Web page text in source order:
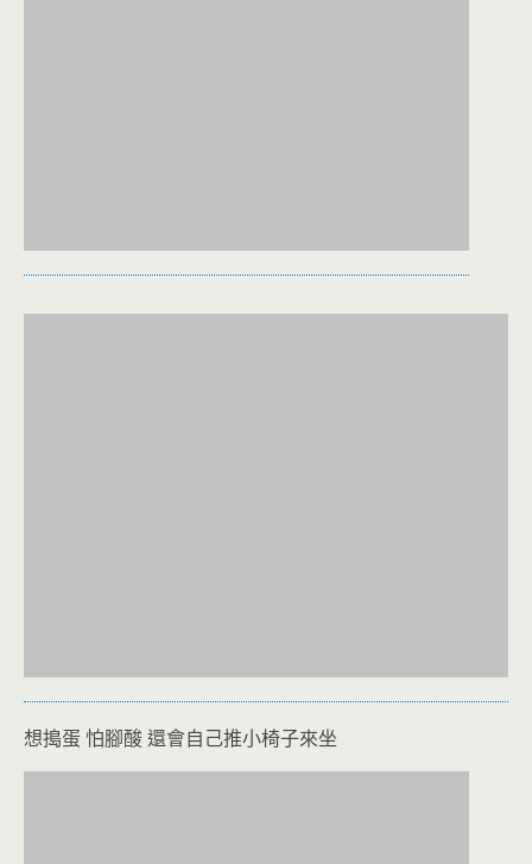
想搗蛋 怕腳酸 還會自己推小椅子來坐